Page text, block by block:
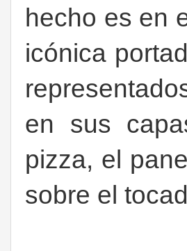
hecho es en
icónica
en sus
pizza, el
sobre el